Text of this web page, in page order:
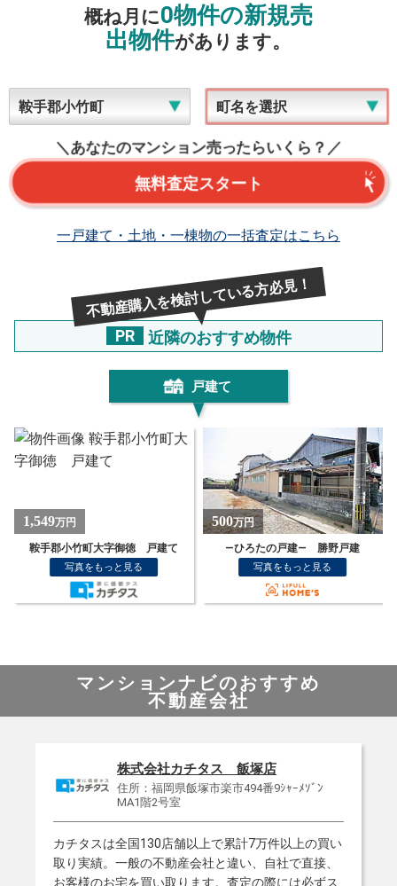
概ね月に0物件の新規売
出物件があります。
＼あなたのマンション売ったらいくら？／
無料査定スタート
一戸建て・土地・一棟物の一括査定はこちら
不動産購入を検討している方必見！
PR 近隣のおすすめ物件
戸建て
500万円
—ひろたの戸建— 勝野戸建
写真をもっと見る
1,549万円
鞍手郡小竹町大字御徳 戸建て
写真をもっと見る
マンションナビのおすすめ
不動産会社
株式会社カチタス 飯塚店
住所：福岡県飯塚市楽市494番9ｼｬｰﾒｿﾞﾝ
MA1階2号室
カチタスは全国130店舗以上で累計7万件以上の買い
取り実績。一般の不動産会社と違い、自社で直接、
お客様のお宅を買い取ります。査定の際には必ずス